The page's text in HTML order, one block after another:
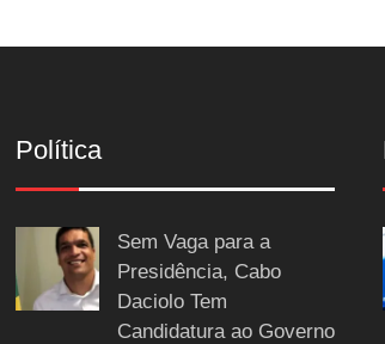
Política
Sem Vaga para a
Presidência, Cabo
Daciolo Tem
Candidatura ao Governo